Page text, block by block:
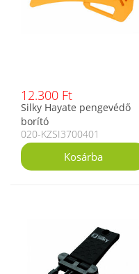
12.300 Ft
Silky Hayate pengevédő
borító
020-KZSI3700401